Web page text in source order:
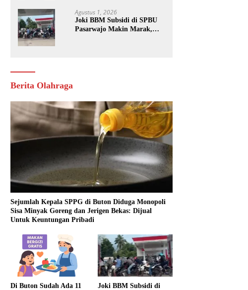
Agustus 1, 2026
Joki BBM Subsidi di SPBU
Pasarwajo Makin Marak,
Berita Olahraga
Sejumlah Kepala SPPG di Buton Diduga Monopoli
Sisa Minyak Goreng dan Jerigen Bekas: Dijual
Untuk Keuntungan Pribadi
Di Buton Sudah Ada 11
Joki BBM Subsidi di